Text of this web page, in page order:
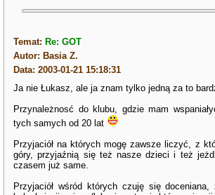
Temat: Re: GOT
Autor: Basia Z.
Data: 2003-01-21 15:18:31
Ja nie Łukasz, ale ja znam tylko jedną za to
Przynależnosć do klubu, gdzie mam
tych samych od 20 lat
Przyjaciół na których mogę zawsze liczyć, z
góry, przyjaźnią się też nasze dzieci i też
czasem już same.
Przyjaciół wśród których czuję się